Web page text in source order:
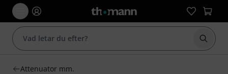
Börja
Attenuator mm.